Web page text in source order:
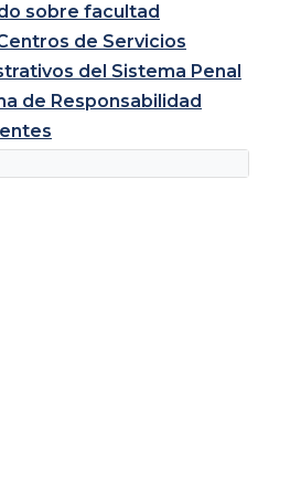
sobre facultad
de Servicios
del Sistema Penal
de Responsabilidad